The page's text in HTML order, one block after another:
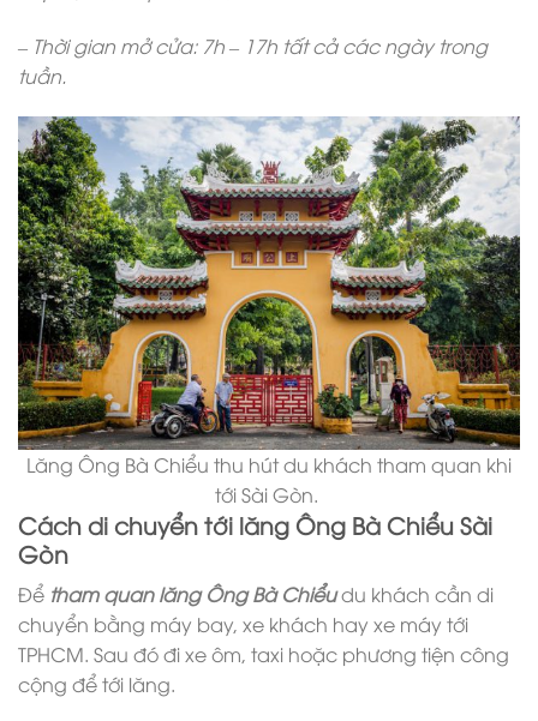
– Thời gian mở cửa: 7h – 17h tất cả các ngày trong
tuần.
Lăng Ông Bà Chiểu thu hút du khách tham quan khi
tới Sài Gòn.
Cách di chuyển tới lăng Ông Bà Chiểu Sài
Gòn
Để tham quan lăng Ông Bà Chiểudu khách cần di
chuyển bằng máy bay, xe khách hay xe máy tới
TPHCM. Sau đó đi xe ôm, taxi hoặc phương tiện công
cộng để tới lăng.